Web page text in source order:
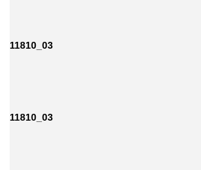
11810_03
11810_03